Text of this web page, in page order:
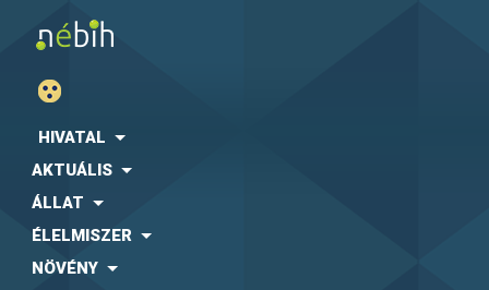
HIVATAL
AKTUÁLIS
ÁLLAT
ÉLELMISZER
NÖVÉNY